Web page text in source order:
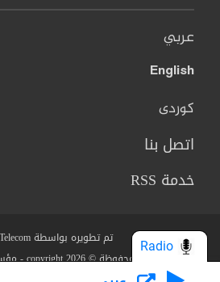
عربي
English
کوردی
اتصل بنا
خدمة RSS
تم تطويره بواسطة Arcella Telecom.
جميع الحقوق محفوظة © copyright 2026 - مؤسسة شفق للثقافة والاعلام
Radio